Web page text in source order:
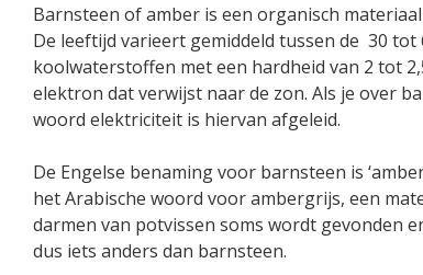
Barnsteen of amber is een organisch
De leeftijd varieert gemiddeld tussen de 30
koolwaterstoffen met een hardheid van 2 tot
elektron dat verwijst naar de zon. Als je over
woord elektriciteit is hiervan afgeleid.
De Engelse benaming voor barnsteen is
het Arabische woord voor ambergrijs, een
darmen van potvissen soms wordt gevonden
dus iets anders dan barnsteen.